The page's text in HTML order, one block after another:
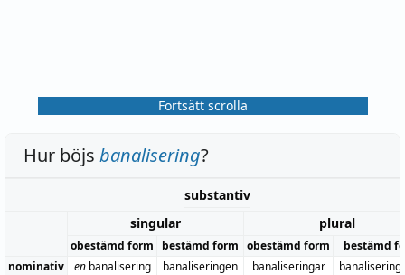
Fortsätt scrolla
Hur böjs banalisering?
substantiv
singular
plural
obestämd form bestämd form obestämd form
bestämd
nominativ
enbanalisering banaliseringen banaliseringar